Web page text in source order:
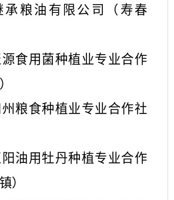
承粮油有限公司（寿春
食用菌种植业专业合作
粮食种植业专业合作社
油用牡丹种植专业合作
）